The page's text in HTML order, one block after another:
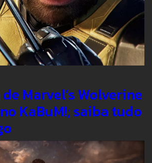
Marvel’s Wolverine
KaBuM!; saiba tudo